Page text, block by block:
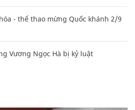
- thể thao mừng Quốc khánh 2/9
Vương Ngọc Hà bị kỷ luật